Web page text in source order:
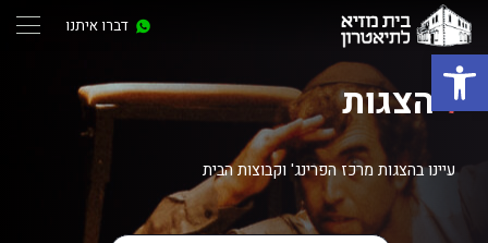
פתח סרגל נגישות
דברו איתנו
הצגות
עיינו בהצגות מרכז הפרינג' וקבוצות הבית